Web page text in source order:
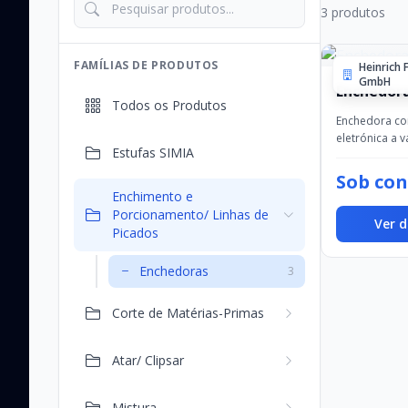
FAMÍLIAS DE PRODUTOS
Todos os Produtos
Estufas SIMIA
Enchimento e
Porcionamento/ Linhas de
Picados
Enchedoras 3
Corte de Matérias-Primas
Atar/ Clipsar
3 produtos
Heinrich
GmbH
Enchedora
eletrónica a
enchimento:
kg/h -Pr...
Sob
Ver